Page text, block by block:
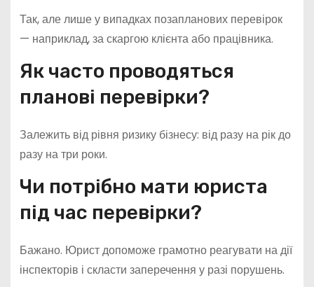
Так, але лише у випадках позапланових перевірок
— наприклад, за скаргою клієнта або працівника.
Як часто проводяться
планові перевірки?
Залежить від рівня ризику бізнесу: від разу на рік до
разу на три роки.
Чи потрібно мати юриста
під час перевірки?
Бажано. Юрист допоможе грамотно реагувати на дії
інспекторів і скласти заперечення у разі порушень.